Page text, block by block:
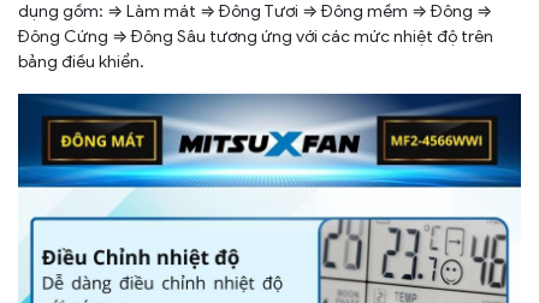
dụng gồm: ⇒ Làm mát ⇒ Đông Tươi ⇒ Đông mềm ⇒ Đông ⇒
Đông Cứng ⇒ Đông Sâu tương ứng với các mức nhiệt độ trên
bảng điều khiển.